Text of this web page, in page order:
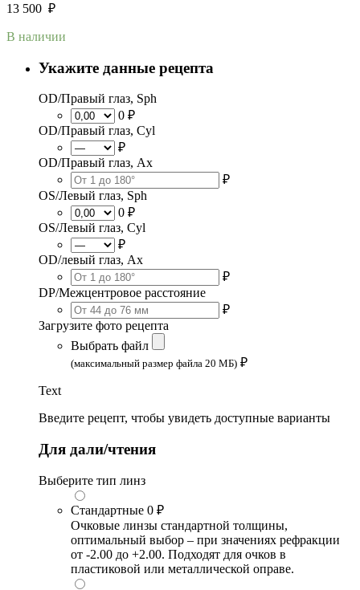
13 500 ₽
В наличии
Укажите данные рецепта
OD/Правый глаз, Sph
0 ₽
OD/Правый глаз, Cyl
₽
OD/Правый глаз, Ax
₽
OS/Левый глаз, Sph
0 ₽
OS/Левый глаз, Cyl
₽
OD/левый глаз, Ax
₽
DP/Межцентровое расстояние
₽
Загрузите фото рецепта
Выбрать файл
(максимальный размер файла 20 МБ) ₽
Text
Введите рецепт, чтобы увидеть доступные варианты
Для дали/чтения
Выберите тип линз
Стандартные 0 ₽
Очковые линзы стандартной толщины,
оптимальный выбор – при значениях рефракции
от -2.00 до +2.00. Подходят для очков в
пластиковой или металлической оправе.